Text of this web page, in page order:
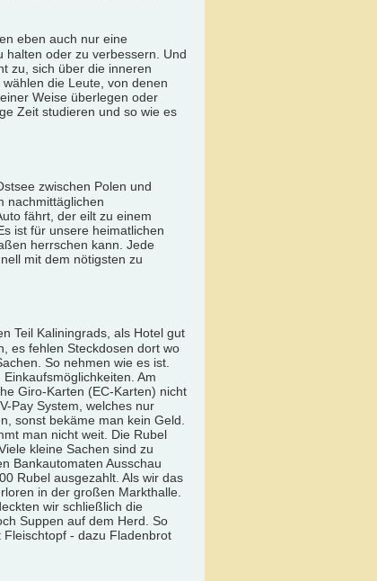
eben auch nur eine
halten oder zu verbessern. Und
zu, sich über die inneren
die Leute, von denen
Weise überlegen oder
Zeit studieren und so wie es
zwischen Polen und
nachmittäglichen
fährt, der eilt zu einem
ist für unsere heimatlichen
herrschen kann. Jede
mit dem nötigsten zu
Teil Kaliningrads, als Hotel gut
es fehlen Steckdosen dort wo
So nehmen wie es ist.
Am
Giro-Karten (EC-Karten) nicht
Pay System, welches nur
sonst bekäme man kein Geld.
man nicht weit. Die Rubel
kleine Sachen sind zu
Bankautomaten Ausschau
Rubel ausgezahlt. Als wir das
in der großen Markthalle.
wir schließlich die
Suppen auf dem Herd. So
- dazu Fladenbrot